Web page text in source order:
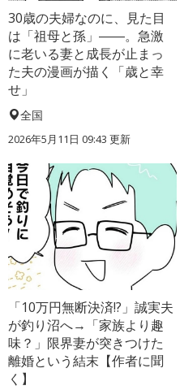
30歳の夫婦なのに、見た目
は「祖母と孫」――。急激
に老いる妻と成長が止まっ
た夫の漫画が描く「歳と幸
せ」
全国
2026年5月11日 09:43 更新
「10万円無断決済!?」誠実夫
が釣り沼へ→「家族より趣
味？」限界妻が突きつけた
離婚という結末【作者に聞
く】